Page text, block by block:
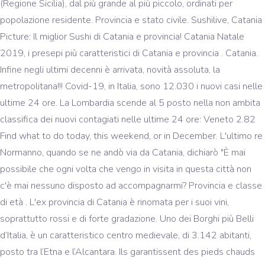
(Regione Sicilia), dal più grande al più piccolo, ordinati per
popolazione residente. Provincia e stato civile. Sushilive, Catania
Picture: Il miglior Sushi di Catania e provincia! Catania Natale
2019, i presepi più caratteristici di Catania e provincia . Catania.
Infine negli ultimi decenni è arrivata, novità assoluta, la
metropolitana!!! Covid-19, in Italia, sono 12.030 i nuovi casi nelle
ultime 24 ore. La Lombardia scende al 5 posto nella non ambita
classifica dei nuovi contagiati nelle ultime 24 ore: Veneto 2.82
Find what to do today, this weekend, or in December. L'ultimo re
Normanno, quando se ne andò via da Catania, dichiarò "È mai
possibile che ogni volta che vengo in visita in questa città non
c'è mai nessuno disposto ad accompagnarmi? Provincia e classe
di età . L'ex provincia di Catania è rinomata per i suoi vini,
soprattutto rossi e di forte gradazione. Uno dei Borghi più Belli
d’Italia, è un caratteristico centro medievale, di 3.142 abitanti,
posto tra l’Etna e l’Alcantara. Ils garantissent des pieds chauds